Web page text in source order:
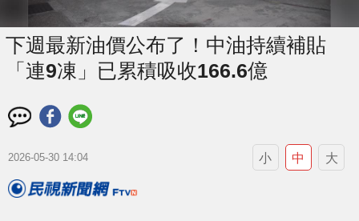
下週最新油價公布了！中油持續補貼
「連9凍」已累積吸收166.6億
2026-05-30 14:04 小 中 大